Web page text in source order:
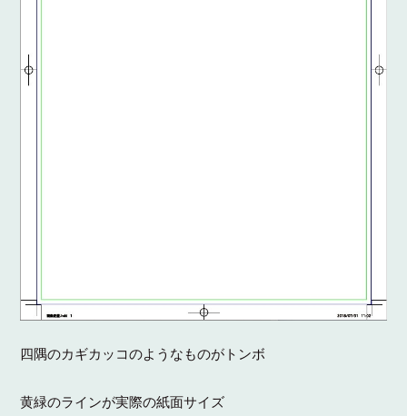
四隅のカギカッコのようなものがトンボ
黄緑のラインが実際の紙面サイズ